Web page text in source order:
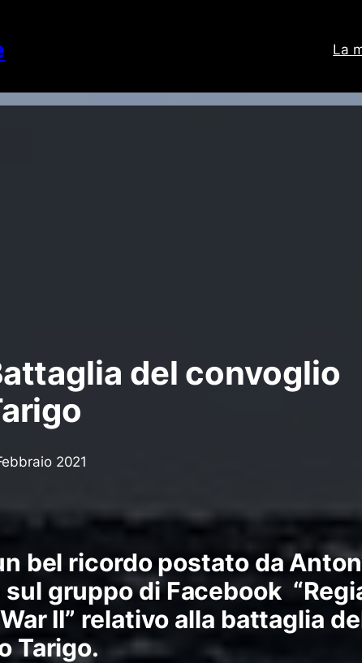
La
del convoglio
2021
bel ricordo postato da
sul gruppo diFacebook“
II” relativo alla battaglia
Tarigo.